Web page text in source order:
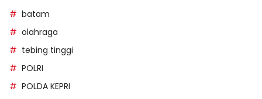
batam
olahraga
tebing tinggi
POLRI
POLDA KEPRI